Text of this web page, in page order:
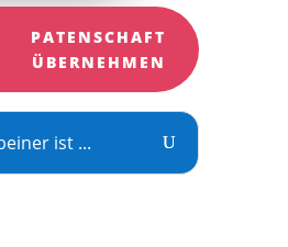
PATENSCHAFT
ÜBERNEHMEN
ist ...